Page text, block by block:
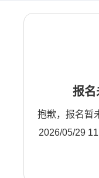
报名
抱歉，报名暂
2026/05/29